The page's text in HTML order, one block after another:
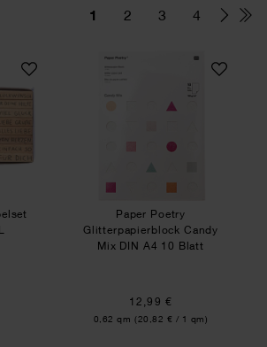
1 2 3 4
Poetry Stempelset Texte Deutsch XL
Paper Poetry
Paper Poetry
Glitterpapierblock Candy
Mix DIN A4 10 Blatt
12,99 €
Inhalt:
0,62 qm (20,82 € / 1 qm)